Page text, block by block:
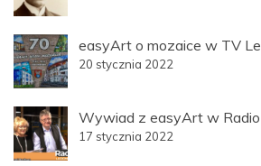
easyArt o mozaice w TV
20 stycznia 2022
Wywiad z easyArt w
17 stycznia 2022